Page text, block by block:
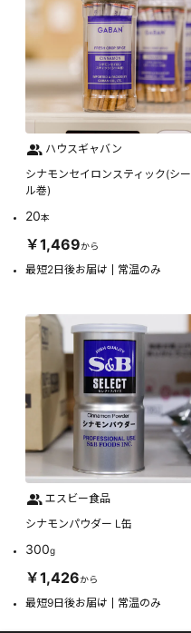
ハウスギャバン
シナモンセイロンスティック(シー
ル巻)
20本
￥1,469から
最短2日後お届け 常温のみ
エスビー食品
シナモンパウダー L缶
300g
￥1,426から
最短9日後お届け 常温のみ